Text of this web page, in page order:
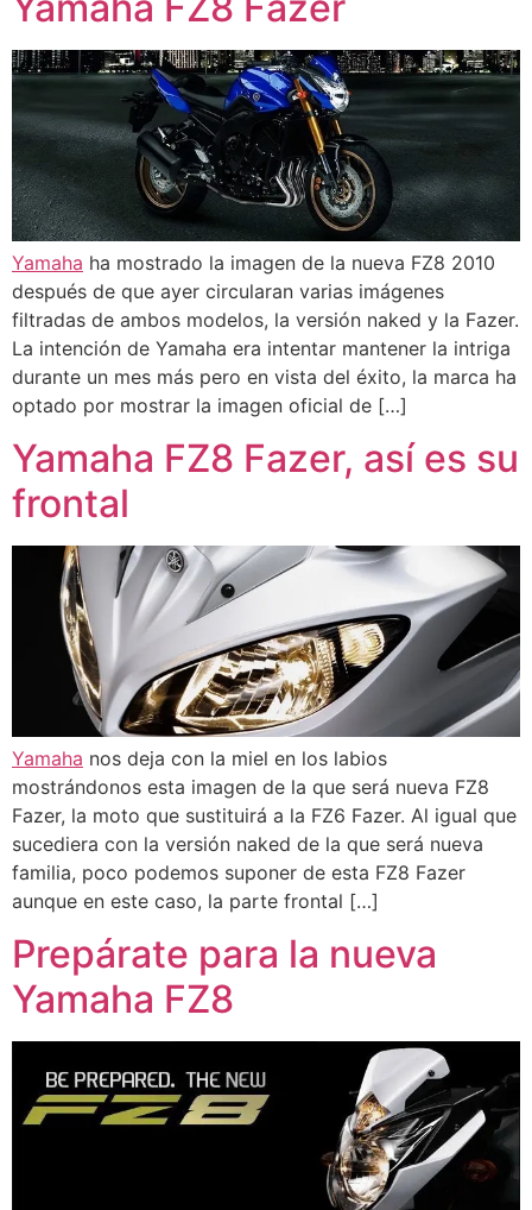
Yamaha ha mostrado la imagen de la nueva FZ8 2010
después de que ayer circularan varias imágenes
filtradas de ambos modelos, la versión naked y la Fazer.
La intención de Yamaha era intentar mantener la intriga
durante un mes más pero en vista del éxito, la marca ha
optado por mostrar la imagen oficial de […]
Yamaha FZ8 Fazer, así es su
frontal
Yamaha nos deja con la miel en los labios
mostrándonos esta imagen de la que será nueva FZ8
Fazer, la moto que sustituirá a la FZ6 Fazer. Al igual que
sucediera con la versión naked de la que será nueva
familia, poco podemos suponer de esta FZ8 Fazer
aunque en este caso, la parte frontal […]
Prepárate para la nueva
Yamaha FZ8